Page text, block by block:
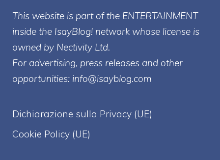
This website is part of the ENTERTAINMENT
inside the IsayBlog! network whose license is
owned by Nectivity Ltd.
For advertising, press releases and other
opportunities: info@isayblog.com
Dichiarazione sulla Privacy (UE)
Cookie Policy (UE)